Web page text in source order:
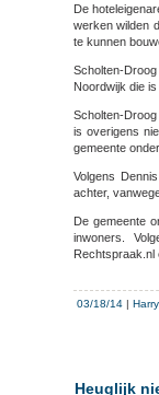
De
werken wilden
te kunnen
Scholten-
Noordwijk die
Scholten-
is overigens
gemeente
Volgens
achter,
De gemeente
inwoners.
Rechtspraak.nl
03/18/14 |
Heuglijk